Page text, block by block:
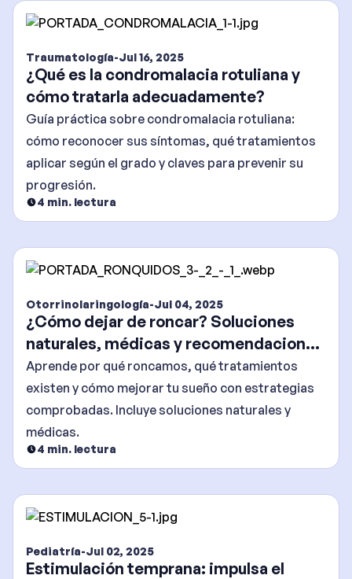
Traumatología-Jul 16, 2025
¿Qué es la condromalacia rotuliana y
cómo tratarla adecuadamente?
Guía práctica sobre condromalacia rotuliana:
cómo reconocer sus síntomas, qué tratamientos
aplicar según el grado y claves para prevenir su
progresión.
4 min. lectura
Otorrinolaringología-Jul 04, 2025
¿Cómo dejar de roncar? Soluciones
naturales, médicas y recomendaciones
efectivas
Aprende por qué roncamos, qué tratamientos
existen y cómo mejorar tu sueño con estrategias
comprobadas. Incluye soluciones naturales y
médicas.
4 min. lectura
Pediatría-Jul 02, 2025
Estimulación temprana: impulsa el